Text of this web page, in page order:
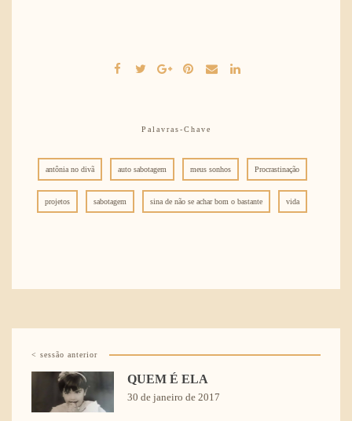
Palavras-Chave
antônia no divã auto sabotagem meus sonhos Procrastinação
projetos sabotagem sina de não se achar bom o bastante vida
< sessão anterior
QUEM É ELA
30 de janeiro de 2017